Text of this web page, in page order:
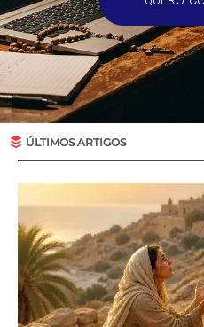
ÚLTIMOS ARTIGOS